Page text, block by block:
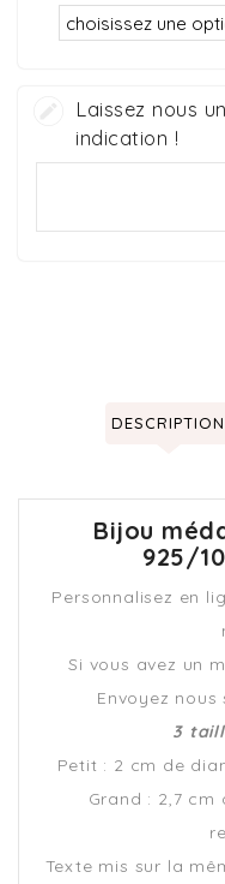
Laissez nous
indication !
DESCRIPTION
Bijou
925/
Personnalisez en
Si vous avez un
Envoyez
3
Petit : 2 cm de
Grand : 2,7 cm
Texte mis sur la